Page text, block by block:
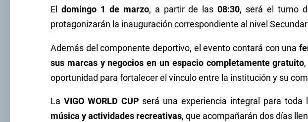
El domingo 1 de marzo, a partir de las08:30, será el turno
protagonizarán la inauguración correspondiente al nivel
Además del componente deportivo, el evento contará con una
sus marcas y negocios en un espacio completamente gratuito
oportunidad para fortalecer el vínculo entre la institución y su
La VIGO WORLD CUP será una experiencia integral para toda
música y actividades recreativas, que acompañarán dos días